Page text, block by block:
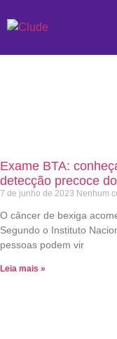
Exame BTA:
detecção precoce
7 de junho de 2023 Nenhum
O câncer de bexiga
Segundo o Instituto
pessoas podem vir
Leia mais »